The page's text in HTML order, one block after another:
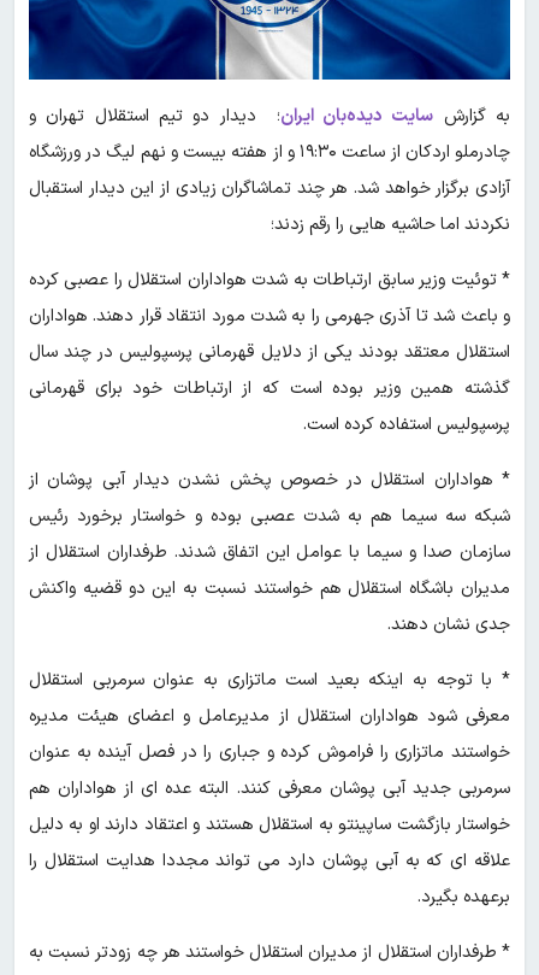
به گزارش سایت دیده‌بان ایران؛ دیدار دو تیم استقلال تهران و
چادرملو اردکان از ساعت ۱۹:۳۰ و از هفته بیست و نهم لیگ در ورزشگاه
آزادی برگزار خواهد شد. هر چند تماشاگران زیادی از این دیدار استقبال
نکردند اما حاشیه هایی را رقم زدند؛
* توئیت وزیر سابق ارتباطات به شدت هواداران استقلال را عصبی کرده
و باعث شد تا آذری جهرمی را به شدت مورد انتقاد قرار دهند. هواداران
استقلال معتقد بودند یکی از دلایل قهرمانی پرسپولیس در چند سال
گذشته همین وزیر بوده است که از ارتباطات خود برای قهرمانی
پرسپولیس استفاده کرده است.
* هواداران استقلال در خصوص پخش نشدن دیدار آبی پوشان از
شبکه سه سیما هم به شدت عصبی بوده و خواستار برخورد رئیس
سازمان صدا و سیما با عوامل این اتفاق شدند. طرفداران استقلال از
مدیران باشگاه استقلال هم خواستند نسبت به این دو قضیه واکنش
جدی نشان دهند.
* با توجه به اینکه بعید است ماتزاری به عنوان سرمربی استقلال
معرفی شود هواداران استقلال از مدیرعامل و اعضای هیئت مدیره
خواستند ماتزاری را فراموش کرده و جباری را در فصل آینده به عنوان
سرمربی جدید آبی پوشان معرفی کنند. البته عده ای از هواداران هم
خواستار بازگشت ساپینتو به استقلال هستند و اعتقاد دارند او به دلیل
علاقه ای که به آبی پوشان دارد می تواند مجددا هدایت استقلال را
برعهده بگیرد.
* طرفداران استقلال از مدیران استقلال خواستند هر چه زودتر نسبت به